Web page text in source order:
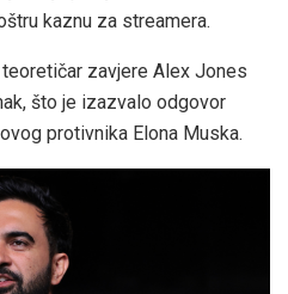
kaznu za streamera.
zavjere Alex Jones
što je izazvalo odgovor
protivnika Elona Muska.